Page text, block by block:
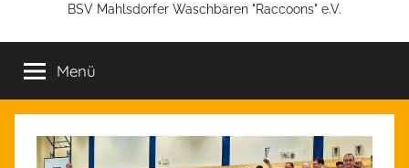
BSV Mahlsdorfer Waschbären "Raccoons" e.V.
Menü